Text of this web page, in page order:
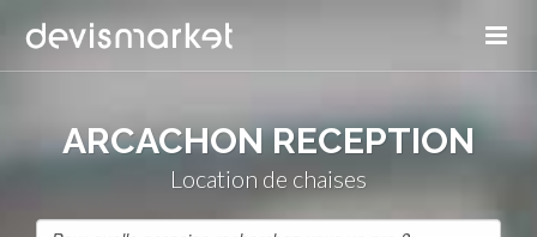
ARCACHON RECEPTION
Location de chaises